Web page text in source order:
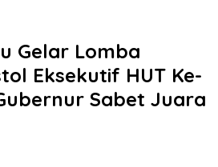
Gelar Lomba
Eksekutif HUT Ke-
Sabet Juara